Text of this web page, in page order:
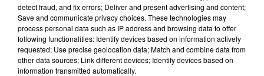
Officiel : le lac de Madine reporte son feu d’artifice
4 août 2026
Eclipse Solaire du 12 août : où voir ce phénomène en Lorraine ?
31 juillet 2026
Chalets de Noël solidaires : la ville de Metz lance un appel à...
detect fraud, and fix errors; Deliver and present advertising and content;
Save and communicate privacy choices. These technologies may
process personal data such as IP address and browsing data to offer
following functionalities: Identify devices based on information actively
requested; Use precise geolocation data; Match and combine data from
other data sources; Link different devices; Identify devices based on
information transmitted automatically.